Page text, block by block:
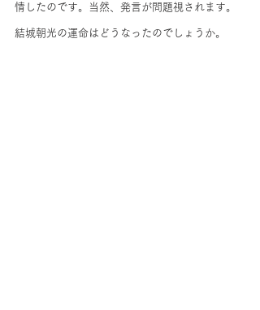
情したのです。当然、発言が問題視されます。
結城朝光の運命はどうなったのでしょうか。